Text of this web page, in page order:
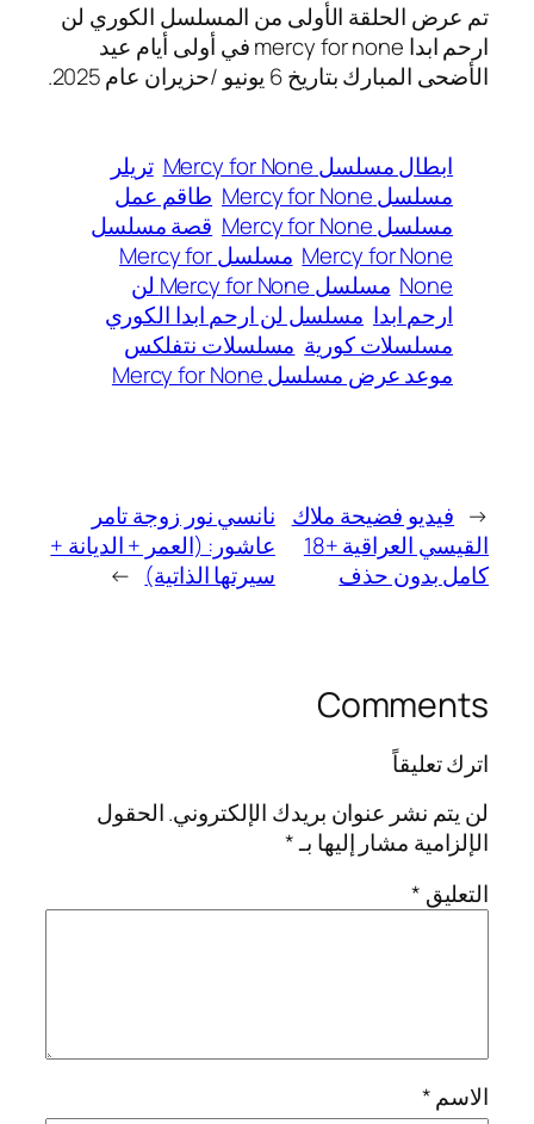
تم عرض الحلقة الأولى من المسلسل الكوري لن
ارحم ابدا mercy for none في أولى أيام عيد
الأضحى المبارك بتاريخ 6 يونيو /حزيران عام 2025.
ابطال مسلسل Mercy for None
تريلر
مسلسل Mercy for None
طاقم عمل
مسلسل Mercy for None
قصة مسلسل
Mercy for None
مسلسل Mercy for
None
مسلسل Mercy for None لن
ارحم ابدا مسلسل لن ارحم ابدا الكوري
مسلسلات كورية مسلسلات نتفلكس
موعد عرض مسلسل Mercy for None
← فيديو فضيحة ملاك
القيسي العراقية +18
كامل بدون حذف
نانسي نور زوجة تامر
عاشور: (العمر + الديانة +
سيرتها الذاتية) →
Comments
اترك تعليقاً
لن يتم نشر عنوان بريدك الإلكتروني.الحقول
الإلزامية مشار إليها بـ*
التعليق *
الاسم*